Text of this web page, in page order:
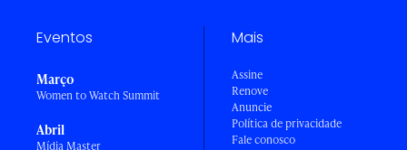
Eventos
Março
Women to Watch Summit
Abril
Mídia Master
Mais
Assine
Renove
Anuncie
Política de privacidade
Fale conosco